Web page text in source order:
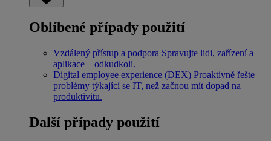
Oblíbené případy použití
Vzdálený přístup a podpora Spravujte lidi, zařízení a
aplikace – odkudkoli.
Digital employee experience (DEX) Proaktivně řešte
problémy týkající se IT, než začnou mít dopad na
produktivitu.
Další případy použití